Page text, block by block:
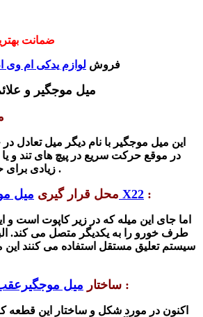
ضمانت بهترین
فروش لوازم یدکی ام وی
میل موجگیر و
این میل موجگیر با نام دیگر میل تعادل
در موقع حرکت سریع در پیچ های تند و یا
زیادی برای حفظ خودرو کاربرد دارد .
محل قرار گیری میل موجگیرعقب ام وی ام X22 :
اما جای این میله که در زیر کاپوت است
طرف خورو را به یکدیگر متصل می کند.
سیستم تعلیق مستقل استفاده می کنند این
ساختار میل موجگیرعقب :
اکنون در مورد شکل و ساختار
این قطعه